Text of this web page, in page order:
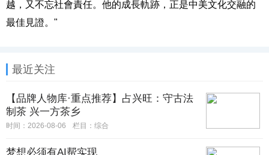
越，又不忘社會責任。他的成長軌跡，正是中美文化交融的
最佳見證。"
最近关注
【品牌人物库·重点推荐】占兴旺：守古法
制茶 兴一方茶乡
时间：2026-08-06 栏目： 综合
梦想必须有AI帮实现